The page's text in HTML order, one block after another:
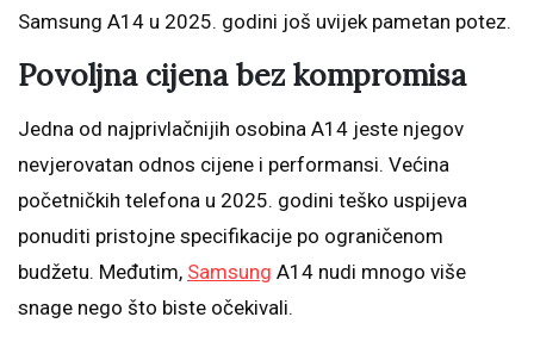
Samsung A14 u 2025. godini još uvijek pametan potez.
Povoljna cijena bez kompromisa
Jedna od najprivlačnijih osobina A14 jeste njegov
nevjerovatan odnos cijene i performansi. Većina
početničkih telefona u 2025. godini teško uspijeva
ponuditi pristojne specifikacije po ograničenom
budžetu. Međutim, Samsung A14 nudi mnogo više
snage nego što biste očekivali.